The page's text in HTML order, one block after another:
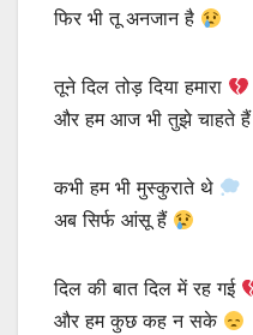
फिर भी तू अनजान है
तूने दिल तोड़ दिया हमारा
और हम आज भी तुझे चाहते हैं
कभी हम भी मुस्कुराते थे
अब सिर्फ आंसू हैं
दिल की बात दिल में रह गई
और हम कुछ कह न सके